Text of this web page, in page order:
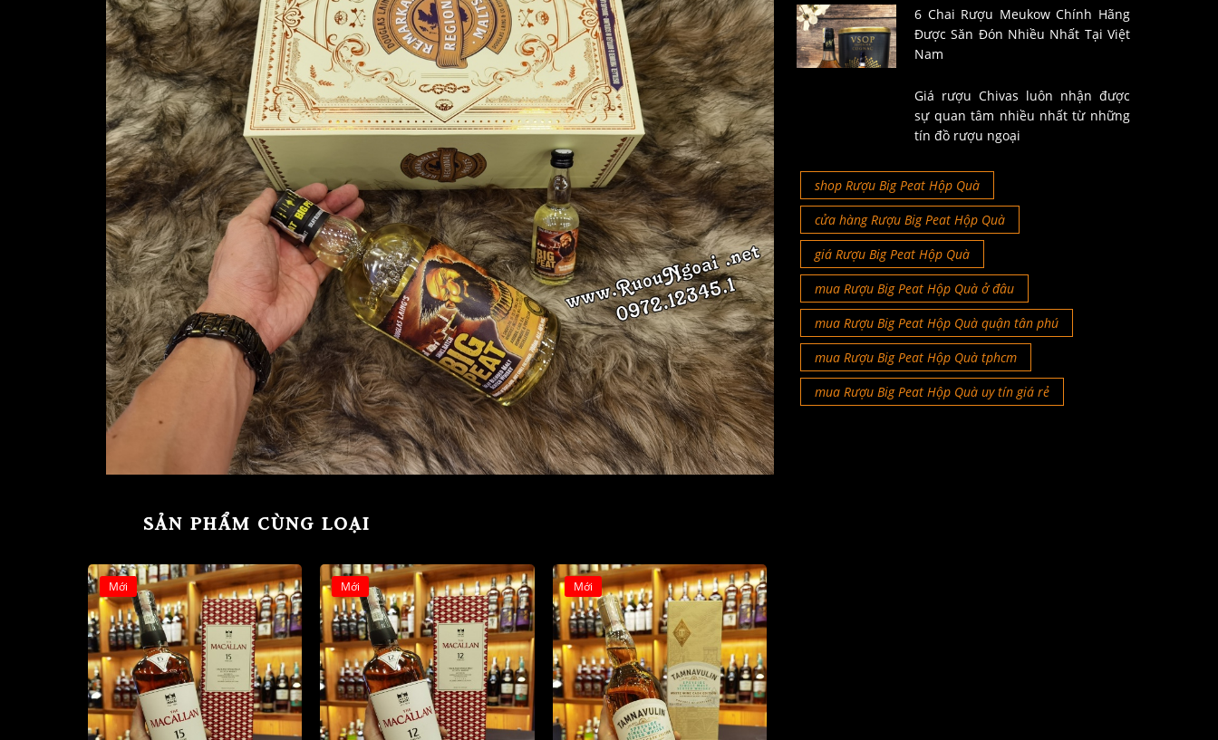
SẢN PHẨM CÙNG LOẠI
Mới Mới Mới
6 Chai Rượu Meukow Chính Hãng
Được Săn Đón Nhiều Nhất Tại Việt
Nam
Giá rượu Chivas luôn nhận được
sự quan tâm nhiều nhất từ những
tín đồ rượu ngoại
shop Rượu Big Peat Hộp Quà
cửa hàng Rượu Big Peat Hộp Quà
giá Rượu Big Peat Hộp Quà
mua Rượu Big Peat Hộp Quà ở đâu
mua Rượu Big Peat Hộp Quà quận tân phú
mua Rượu Big Peat Hộp Quà tphcm
mua Rượu Big Peat Hộp Quà uy tín giá rẻ